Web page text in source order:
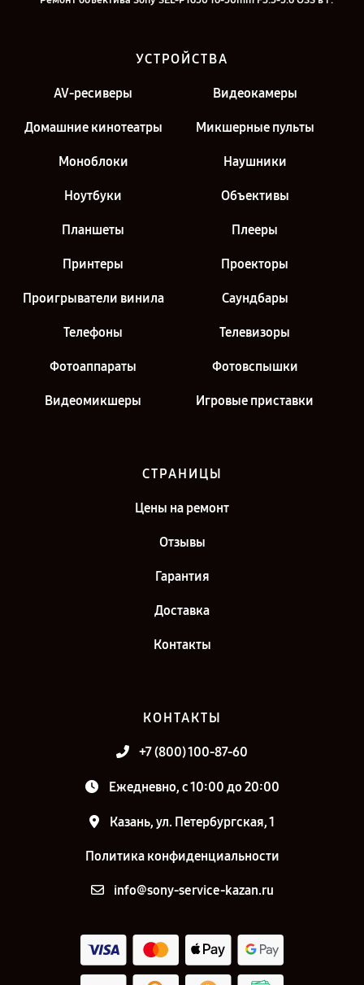
Екатеринбург
Ремонт объектива Sony SEL-P1650 16-50mm F3.5-5.6 OSS в г.
Ремонт объектива Sony SEL-P1650 16-50mm F3.5-5.6 OSS в г. Санкт-
УСТРОЙСТВА
AV-ресиверы Видеокамеры
Домашние кинотеатры Микшерные пульты
Моноблоки Наушники
Ноутбуки Объективы
Планшеты Плееры
Принтеры Проекторы
Проигрыватели винила Саундбары
Телефоны Телевизоры
Фотоаппараты Фотовспышки
Видеомикшеры Игровые приставки
СТРАНИЦЫ
Цены на ремонт
Отзывы
Гарантия
Доставка
Контакты
КОНТАКТЫ
+7 (800) 100-87-60
Ежедневно, с 10:00 до 20:00
Казань, ул. Петербургская, 1
Политика конфиденциальности
info@sony-service-kazan.ru